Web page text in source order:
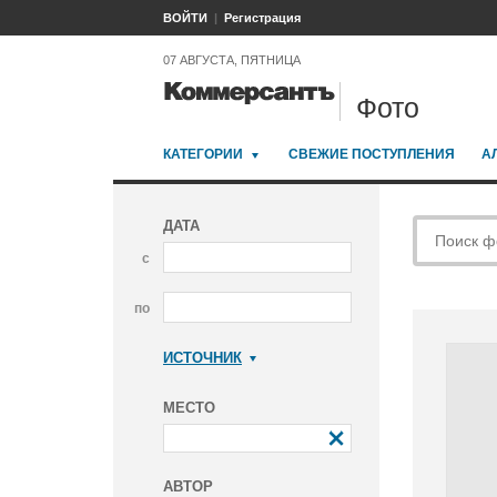
ВОЙТИ Регистрация
07 АВГУСТА, ПЯТНИЦА
Фото
КАТЕГОРИИ СВЕЖИЕ ПОСТУПЛЕНИЯ
ДАТА
с
по
ИСТОЧНИК
МЕСТО
АВТОР